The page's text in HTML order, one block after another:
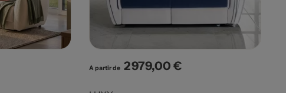
A partir de Prix
2 979,00 €